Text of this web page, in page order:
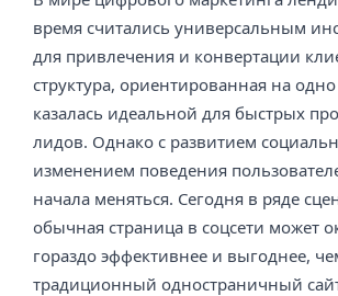
время считались универсальным
для привлечения и конвертации
структура, ориентированная на
казалась идеальной для быстрых
лидов. Однако с развитием
изменением поведения
начала меняться. Сегодня в ряде
обычная страница в соцсети может
гораздо эффективнее и выгоднее,
традиционный одностраничный